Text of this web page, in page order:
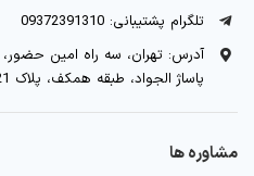
تلگرام پشتیبانی: 09372391310
آدرس: تهران، سه راه امین
پاساژ الجواد، طبقه همکف، پلاک 21، با مدیریت مهدی تنها
مشاوره ها